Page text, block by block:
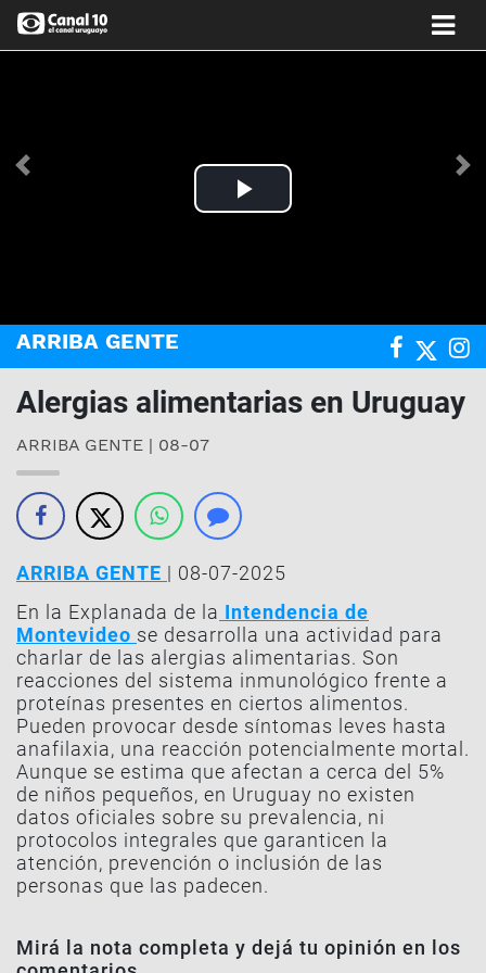
Play
Anterior
ARRIBA GENTE
Alergias alimentarias en Uruguay
ARRIBA GENTE | 08-07
ARRIBA GENTE | 08-07-2025
En la Explanada de la Intendencia de
Montevideo se desarrolla una actividad para
charlar de las alergias alimentarias. Son
reacciones del sistema inmunológico frente a
proteínas presentes en ciertos alimentos.
Pueden provocar desde síntomas leves hasta
anafilaxia, una reacción potencialmente mortal.
Aunque se estima que afectan a cerca del 5%
de niños pequeños, en Uruguay no existen
datos oficiales sobre su prevalencia, ni
protocolos integrales que garanticen la
atención, prevención o inclusión de las
personas que las padecen.
Mirá la nota completa y dejá tu opinión en los